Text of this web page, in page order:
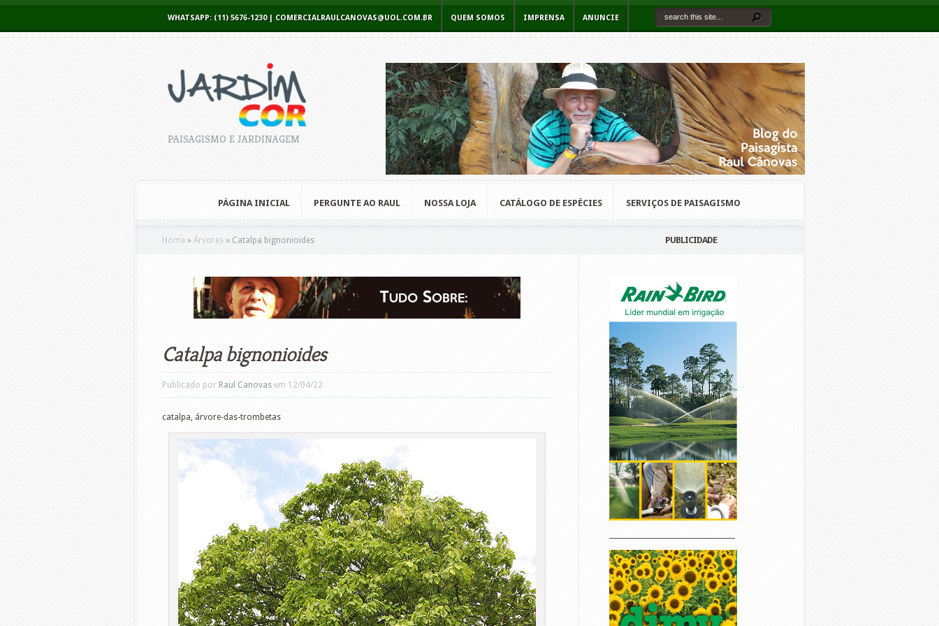
WHATSAPP: (11) 5676-1230 | COMERCIALRAULCANOVAS@UOL.COM.BR QUEM SOMOS IMPRENSA ANUNCIE
PAISAGISMO E JARDINAGEM
PÁGINA INICIAL PERGUNTE AO RAUL NOSSA LOJA CATÁLOGO DE ESPÉCIES SERVIÇOS DE PAISAGISMO
Home » Árvores » Catalpa bignonioides
Catalpa bignonioides
Publicado por Raul Canovas em 12/04/22
catalpa, árvore-das-trombetas
PUBLICIDADE